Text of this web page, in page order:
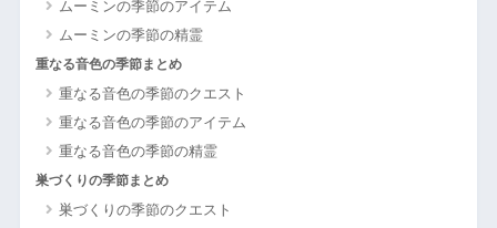
ムーミンの季節のアイテム
ムーミンの季節の精霊
重なる音色の季節まとめ
重なる音色の季節のクエスト
重なる音色の季節のアイテム
重なる音色の季節の精霊
巣づくりの季節まとめ
巣づくりの季節のクエスト